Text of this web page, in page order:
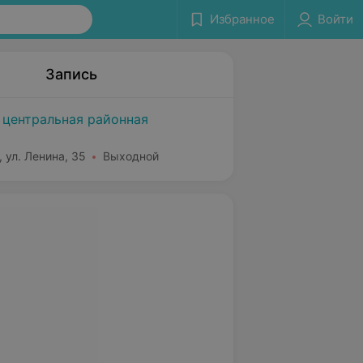
Избранное Войти
Запись
районная
ул. Ленина, 35 Выходной